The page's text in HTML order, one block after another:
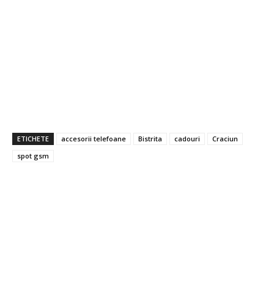
ETICHETE accesorii telefoane Bistrita cadouri
Craciun
spot gsm